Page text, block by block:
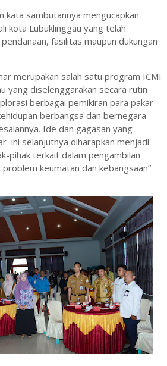
kata sambutannya mengucapkan
kota Lubuklinggau yang telah
fasilitas maupun dukungan
merupakan salah satu program ICMI
yang diselenggarakan secara rutin
berbagai pemikiran para pakar
berbangsa dan bernegara
Ide dan gagasan yang
ini selanjutnya diharapkan menjadi
pihak terkait dalam pengambilan
keumatan dan kebangsaan”